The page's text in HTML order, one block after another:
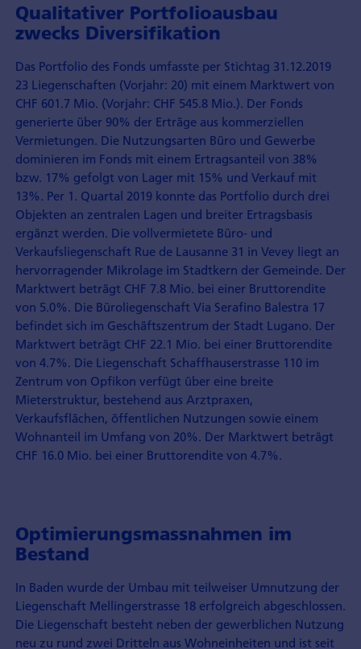
Qualitativer Portfolioausbau
zwecks Diversifikation
Das Portfolio des Fonds umfasste per Stichtag 31.12.2019
23 Liegenschaften (Vorjahr: 20) mit einem Marktwert von
CHF 601.7 Mio. (Vorjahr: CHF 545.8 Mio.). Der Fonds
generierte über 90% der Erträge aus kommerziellen
Vermietungen. Die Nutzungsarten Büro und Gewerbe
dominieren im Fonds mit einem Ertragsanteil von 38%
bzw. 17% gefolgt von Lager mit 15% und Verkauf mit
13%. Per 1. Quartal 2019 konnte das Portfolio durch drei
Objekten an zentralen Lagen und breiter Ertragsbasis
ergänzt werden. Die vollvermietete Büro- und
Verkaufsliegenschaft Rue de Lausanne 31 in Vevey liegt an
hervorragender Mikrolage im Stadtkern der Gemeinde. Der
Marktwert beträgt CHF 7.8 Mio. bei einer Bruttorendite
von 5.0%. Die Büroliegenschaft Via Serafino Balestra 17
befindet sich im Geschäftszentrum der Stadt Lugano. Der
Marktwert beträgt CHF 22.1 Mio. bei einer Bruttorendite
von 4.7%. Die Liegenschaft Schaffhauserstrasse 110 im
Zentrum von Opfikon verfügt über eine breite
Mieterstruktur, bestehend aus Arztpraxen,
Verkaufsflächen, öffentlichen Nutzungen sowie einem
Wohnanteil im Umfang von 20%. Der Marktwert beträgt
CHF 16.0 Mio. bei einer Bruttorendite von 4.7%.
Optimierungsmassnahmen im
Bestand
In Baden wurde der Umbau mit teilweiser Umnutzung der
Liegenschaft Mellingerstrasse 18 erfolgreich abgeschlossen.
Die Liegenschaft besteht neben der gewerblichen Nutzung
neu zu rund zwei Dritteln aus Wohneinheiten und ist seit